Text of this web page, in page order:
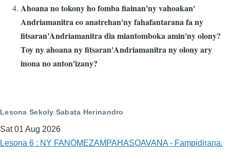
Ahoana no tokony ho fomba fiainan'ny vahoakan'
Andriamanitra eo anatrehan'ny fahafantarana fa ny
fitsaran'Andriamanitra dia miantomboka amin'ny olony?
Toy ny ahoana ny fitsaran'Andriamanitra ny olony ary
inona no anton'izany?
Lesona Sekoly Sabata Herinandro
Sat 01 Aug 2026
Lesona 6 : NY FANOMEZAMPAHASOAVANA - Fampidirana.